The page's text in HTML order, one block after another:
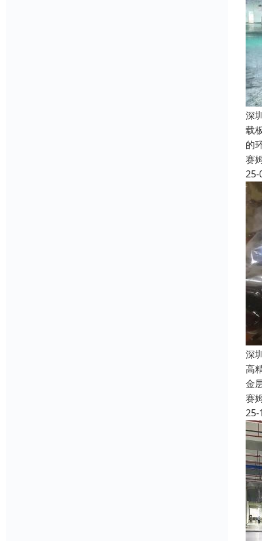
深
载
的
赛
25-
深
高
金
赛
25-